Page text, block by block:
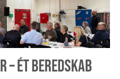
– ÉT BEREDSKAB